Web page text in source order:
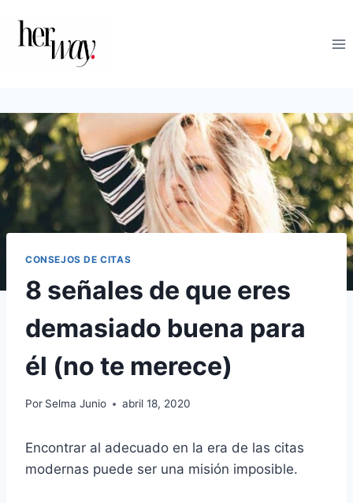
contenido
CONSEJOS DE CITAS
8 señales de que eres
demasiado buena para
él (no te merece)
Por Selma Junio abril 18, 2020
Encontrar al adecuado en la era de las citas
modernas puede ser una misión imposible.